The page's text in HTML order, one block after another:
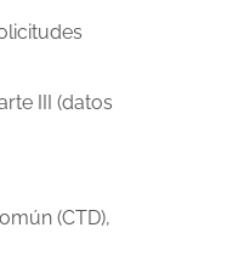
III (datos
(CTD),